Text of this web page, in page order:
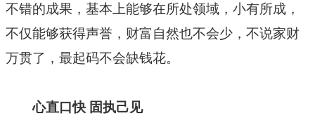
不错的成果，基本上能够在所处领域，小有所成，
不仅能够获得声誉，财富自然也不会少，不说家财
万贯了，最起码不会缺钱花。
心直口快 固执己见